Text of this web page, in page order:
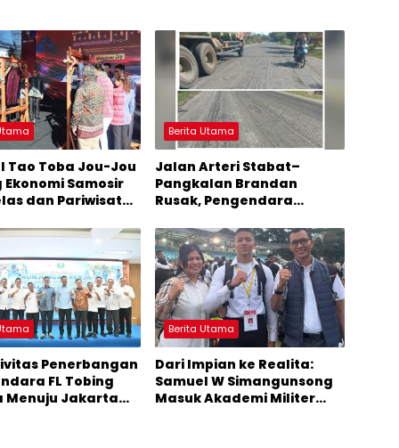
Tao Toba Jou-Jou
Ekonomi Samosir
dan Pariwisata
Ekonomi
Berita Utama
Jalan Arteri Stabat–
Pangkalan Brandan
Rusak, Pengendara
Penerbangan
FL Tobing
Menuju Jakarta
Berita Utama
Dari Impian ke Realita:
Samuel W Simangunsong
Masuk Akademi Militer